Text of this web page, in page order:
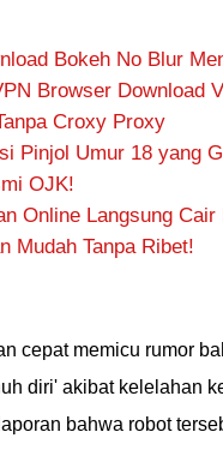
Bokeh No Blur
Browser Download
Croxy Proxy
Pinjol Umur 18 yang
OJK!
Online Langsung Cair
Mudah Tanpa Ribet!
cepat memicu rumor
diri' akibat kelelahan
bahwa robot